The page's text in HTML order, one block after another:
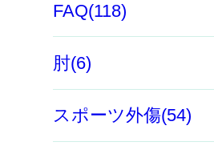
FAQ(118)
肘(6)
スポーツ外傷(54)